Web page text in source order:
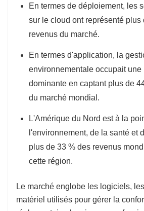
En termes de déploiement, les
sur le cloud ont représenté plus
revenus du marché.
En termes d'application, la
environnementale occupait une
dominante en captant plus de
du marché mondial.
L'Amérique du Nord est à la
l'environnement, de la santé et
plus de 33 % des revenus
cette région.
Le marché englobe les logiciels,
matériel utilisés pour gérer la